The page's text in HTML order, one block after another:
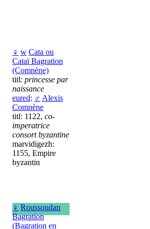
♀ w Cata ou
Cataï Bagration
(Comnène)
titl: princesse par
naissance
eured: ♂ Alexis
Comnène
titl: 1122, co-
imperatrice
consort byzantine
marvidigezh:
1155, Empire
byzantin
♀ Roussoudan
Bagration
(Bagration en